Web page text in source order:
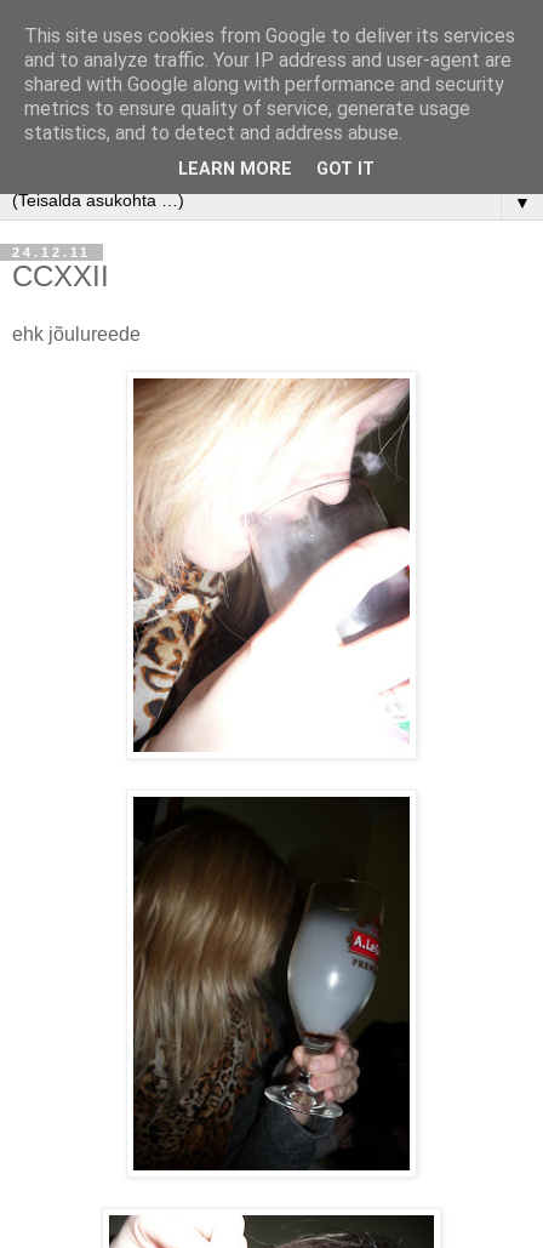
▼
24.12.11
CCXXII
ehk jõulureede
This site uses cookies from Google to deliver its services
and to analyze traffic. Your IP address and user-agent are
shared with Google along with performance and security
metrics to ensure quality of service, generate usage
statistics, and to detect and address abuse.
LEARN MORE GOT IT